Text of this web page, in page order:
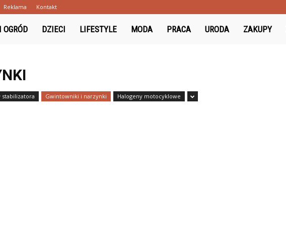
Reklama Kontakt
OGRÓD DZIECI LIFESTYLE MODA PRACA URODA ZAKUPY
stabilizatora Gwintowniki i narzynki Halogeny motocyklowe